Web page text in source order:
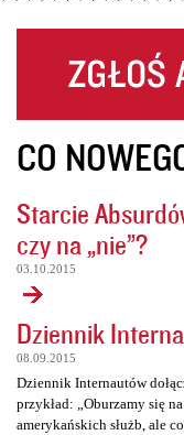
CO
Starcie
czy na „nie”?
03.10.2015
Dziennik
08.09.2015
Dziennik Internautów
przykład: „Oburzamy się
amerykańskich służb, ale